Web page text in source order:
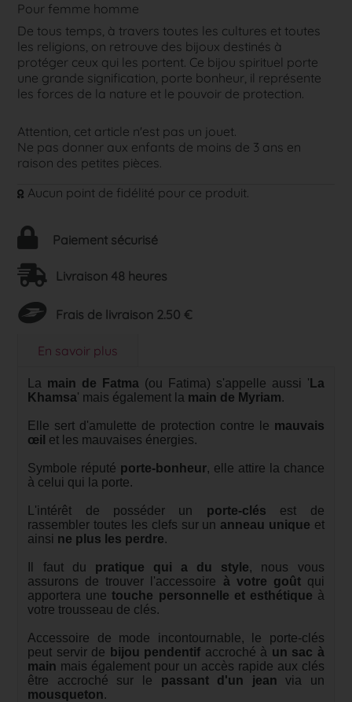
Pour femme homme
De tous temps, à travers toutes les cultures et toutes
les religions, on retrouve des bijoux destinés à
protéger ceux qui les portent. Ce bijou spirituel porte
une grande signification, porte bonheur, il représente
les forces de la nature et le pouvoir de protection.
Attention, cet article n'est pas un jouet.
Ne pas donner aux enfants de moins de 3 ans en
raison des petites pièces.
Aucun point de fidélité pour ce produit.
Paiement sécurisé
Livraison 48 heures
Frais de livraison 2.50 €
En savoir plus
La main de Fatma (ou Fatima) s'appelle aussi ' La
Khamsa' mais également la main de Myriam.
Elle sert d'amulette de protection contre le mauvais
œil et les mauvaises énergies.
Symbole réputé porte-bonheur, elle attire la chance
à celui qui la porte.
L'intérêt de posséder un porte-clés est de
rassembler toutes les clefs sur un anneau unique et
ainsi ne plus les perdre.
Il faut du pratique qui a du style, nous vous
assurons de trouver l'accessoire à votre goûtqui
apportera unetouche personnelle et esthétique à
votre trousseau de clés.
Accessoire de mode incontournable, le porte-clés
peut servir de bijou pendentif accroché à un sac à
main mais également pour un accès rapide aux clés
être accroché sur le passant d'un jean via un
mousqueton.